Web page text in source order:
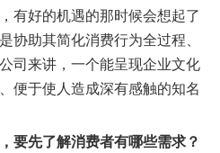
有好的机遇的那时候会想起了
协助其简化消费行为全过程、
司来讲，一个能呈现企业文化
便于使人造成深有感触的知名
要先了解消费者有哪些需求？